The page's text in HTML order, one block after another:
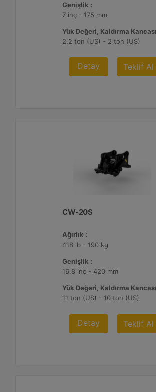
Genişlik :
7 inç - 175 mm
Yük Değeri, Kaldırma
2.2 ton (US) - 2 ton (US)
Detay Teklif Al
CW-20S
Ağırlık :
418 lb - 190 kg
Genişlik :
16.8 inç - 420 mm
Yük Değeri, Kaldırma
11 ton (US) - 10 ton (US)
Detay Teklif Al